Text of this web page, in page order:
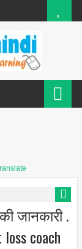
जानकारी .
coach